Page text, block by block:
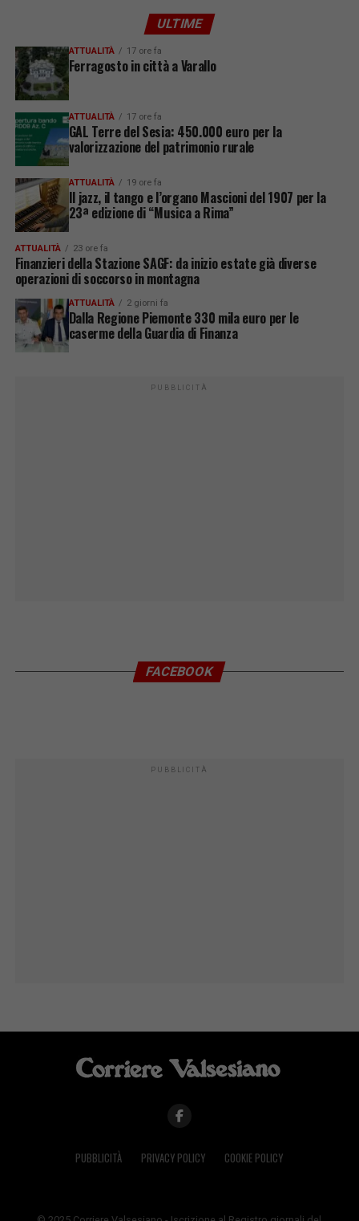
ULTIME
ATTUALITÀ 17 ore fa
Ferragosto in città a Varallo
ATTUALITÀ 17 ore fa
GAL Terre del Sesia: 450.000 euro per la
valorizzazione del patrimonio rurale
ATTUALITÀ 19 ore fa
Il jazz, il tango e l’organo Mascioni del 1907 per la
23ª edizione di “Musica a Rima”
ATTUALITÀ 23 ore fa
Finanzieri della Stazione SAGF: da inizio estate già diverse
operazioni di soccorso in montagna
ATTUALITÀ 2 giorni fa
Dalla Regione Piemonte 330 mila euro per le
caserme della Guardia di Finanza
PUBBLICITÀ
FACEBOOK
PUBBLICITÀ
PUBBLICITÀ PRIVACY POLICY COOKIE POLICY